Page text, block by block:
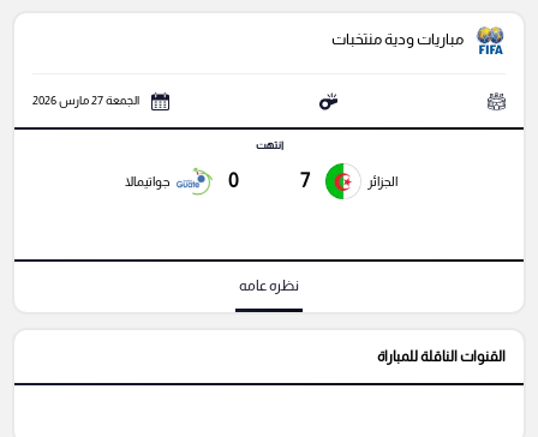
مباريات ودية منتخبات
الجمعة 27 مارس 2026
الجزائر 7
انتهت
0 جواتيمالا
نظره عامه
القنوات الناقلة للمباراة